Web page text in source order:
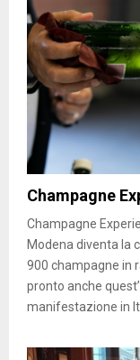
Champagne
Champagne
Modena diventa la
900 champagne in
pronto anche
manifestazione in